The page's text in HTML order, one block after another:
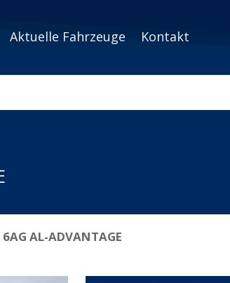
Aktuelle Fahrzeuge Kontakt
AL-ADVANTAGE